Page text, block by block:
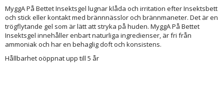
MyggA På Bettet Insektsgel lugnar klåda och irritation efter Insektsbett
och stick eller kontakt med brännnässlor och brännmaneter. Det är en
trögflytande gel som är lätt att stryka på huden. MyggA På Bettet
Insektsgel innehåller enbart naturliga ingredienser, är fri från
ammoniak och har en behaglig doft och konsistens.
Hållbarhet oöppnat upp till 5 år